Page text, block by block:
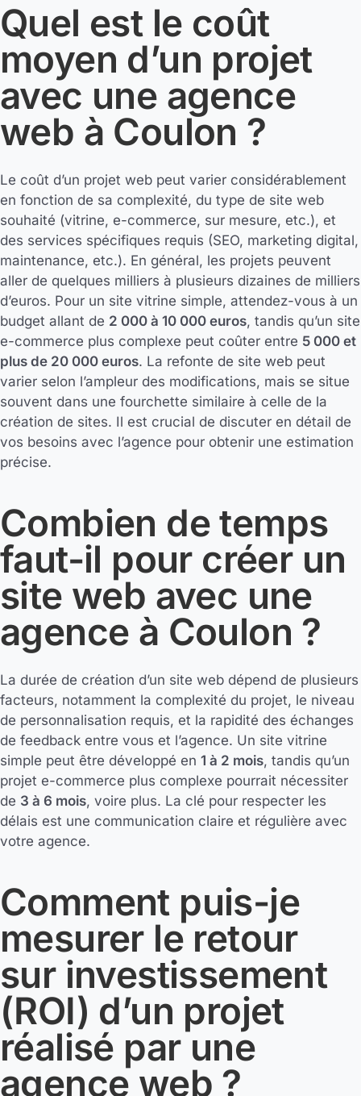
Quel est le coût
moyen d’un projet
avec une agence
web à Coulon ?
Le coût d’un projet web peut varier considérablement
en fonction de sa complexité, du type de site web
souhaité (vitrine, e-commerce, sur mesure, etc.), et
des services spécifiques requis (SEO, marketing digital,
maintenance, etc.). En général, les projets peuvent
aller de quelques milliers à plusieurs dizaines de milliers
d’euros. Pour un site vitrine simple, attendez-vous à un
budget allant de 2 000 à 10 000 euros, tandis qu’un site
e-commerce plus complexe peut coûter entre 5 000 et
plus de 20 000 euros. La refonte de site web peut
varier selon l’ampleur des modifications, mais se situe
souvent dans une fourchette similaire à celle de la
création de sites. Il est crucial de discuter en détail de
vos besoins avec l’agence pour obtenir une estimation
précise.
Combien de temps
faut-il pour créer un
site web avec une
agence à Coulon ?
La durée de création d’un site web dépend de plusieurs
facteurs, notamment la complexité du projet, le niveau
de personnalisation requis, et la rapidité des échanges
de feedback entre vous et l’agence. Un site vitrine
simple peut être développé en 1 à 2 mois, tandis qu’un
projet e-commerce plus complexe pourrait nécessiter
de 3 à 6 mois, voire plus. La clé pour respecter les
délais est une communication claire et régulière avec
votre agence.
Comment puis-je
mesurer le retour
sur investissement
(ROI) d’un projet
réalisé par une
agence web ?